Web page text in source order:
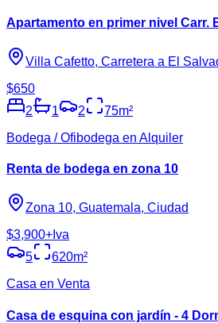
Apartamento en primer nivel Carr.
Villa Cafetto, Carretera a El
$650
2
1 2 75m²
Bodega / Ofibodega en Alquiler
Renta de bodega en zona 10
Zona 10, Guatemala, Ciudad
$3,900+Iva
5
620m²
Casa en Venta
Casa de esquina con jardín - 4